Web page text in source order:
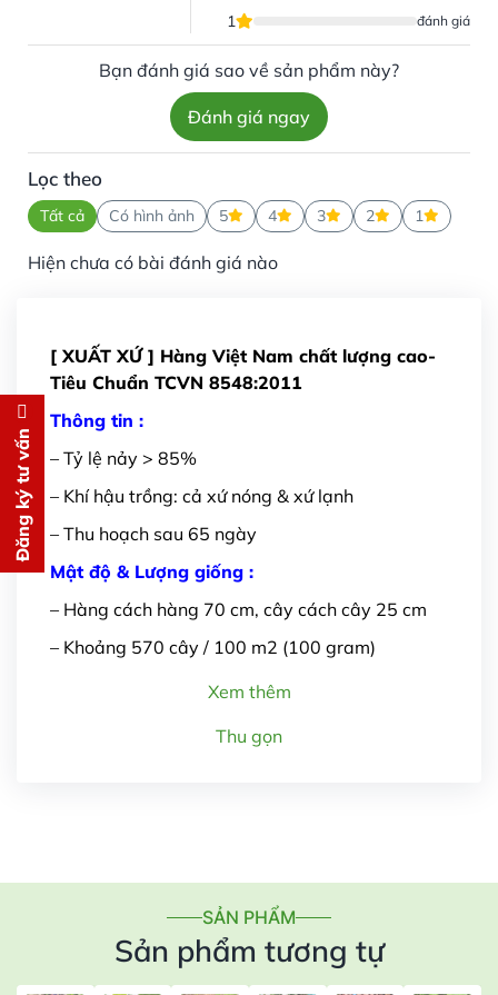
1 đánh giá
Bạn đánh giá sao về sản phẩm này?
Đánh giá ngay
Lọc theo
Tất cả Có hình ảnh 5 4 3 2 1
Hiện chưa có bài đánh giá nào
[ XUẤT XỨ ] Hàng Việt Nam chất lượng cao-
Tiêu Chuẩn TCVN 8548:2011
Thông tin :
– Tỷ lệ nảy > 85%
– Khí hậu trồng: cả xứ nóng & xứ lạnh
– Thu hoạch sau 65 ngày
Mật độ & Lượng giống :
– Hàng cách hàng 70 cm, cây cách cây 25 cm
– Khoảng 570 cây / 100 m2 (100 gram)
Xem thêm
Thu gọn
SẢN PHẨM
Sản phẩm tương tự
Đăng ký tư vấn Đăng ký tư vấn
Chúng tôi sẽ gọi lại tư vấn
PHÍ
cho bạn ngay lập tức